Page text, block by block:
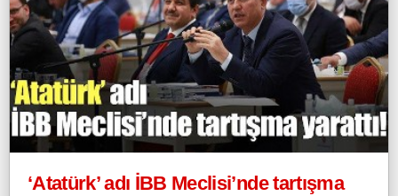
‘Atatürk’ adı İBB Meclisi’nde tartışma